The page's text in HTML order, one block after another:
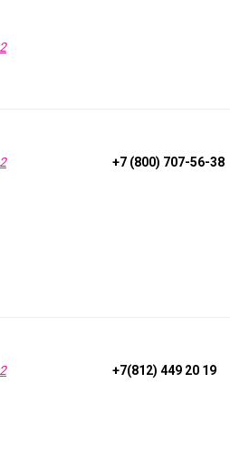
+7 (800) 707-56-38
+7(812) 449 20 19